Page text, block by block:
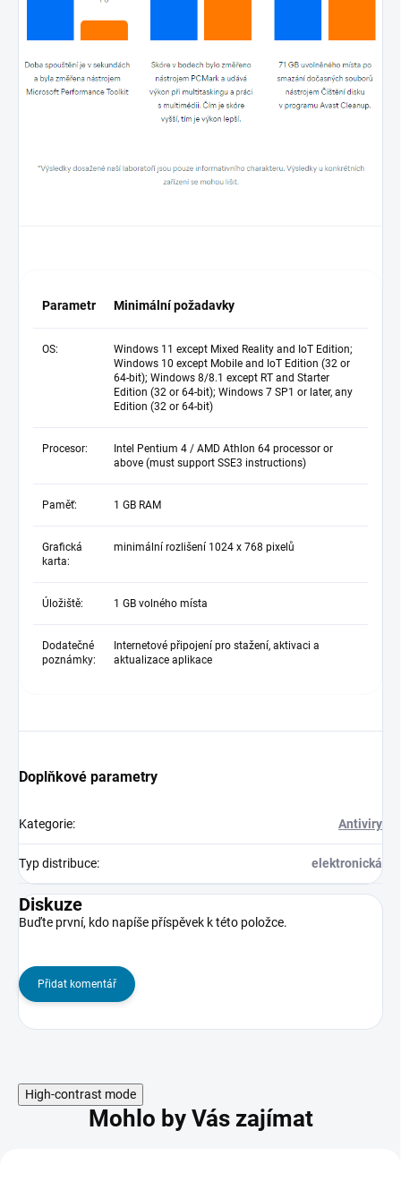
Parametr Minimální požadavky
OS:
Windows 11 except Mixed Reality and IoT Edition;
Windows 10 except Mobile and IoT Edition (32 or
64-bit); Windows 8/8.1 except RT and Starter
Edition (32 or 64-bit); Windows 7 SP1 or later, any
Edition (32 or 64-bit)
Procesor:
Intel Pentium 4 / AMD Athlon 64 processor or
above (must support SSE3 instructions)
Paměť: 1 GB RAM
Grafická
karta:
minimální rozlišení 1024 x 768 pixelů
Úložiště: 1 GB volného místa
Dodatečné
poznámky:
Internetové připojení pro stažení, aktivaci a
aktualizace aplikace
Doplňkové parametry
Kategorie: Antiviry
Typ distribuce: elektronická
Diskuze
Buďte první, kdo napíše příspěvek k této položce.
Přidat komentář
High-contrast mode
Mohlo by Vás zajímat